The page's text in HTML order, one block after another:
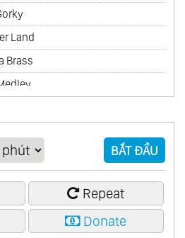
Vol.2
(Romantic Piano)
Lloyd Webber
Passion
Land
Brass
BẮT ĐẦU
Repeat
Donate